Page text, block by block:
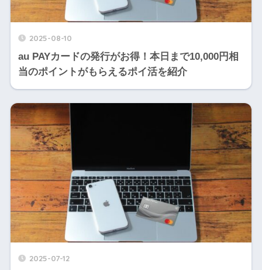
2025-08-10
au PAYカードの発行がお得！本日まで10,000円相
当のポイントがもらえるポイ活を紹介
2025-07-12